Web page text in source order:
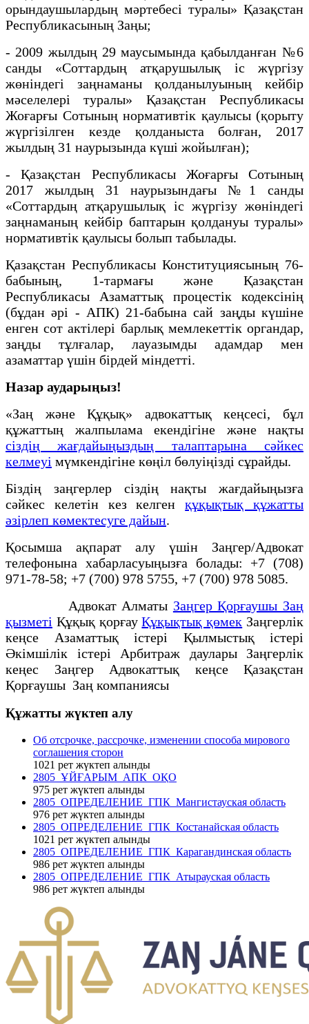
орындаушылардың мәртебесі туралы» Қазақстан
Республикасының Заңы;
- 2009 жылдың 29 маусымында қабылданған №6
санды «Соттардың атқарушылық іс жүргізу
жөніндегі заңнаманы қолданылуының кейбір
мәселелері туралы» Қазақстан Республикасы
Жоғарғы Сотының нормативтік қаулысы (қорыту
жүргізілген кезде қолданыста болған, 2017
жылдың 31 наурызында күші жойылған);
- Қазақстан Республикасы Жоғарғы Сотының
2017 жылдың 31 наурызындағы №1 санды
«Соттардың атқарушылық іс жүргізу жөніндегі
заңнаманың кейбір баптарын қолдануы туралы»
нормативтік қаулысы болып табылады.
Қазақстан Республикасы Конституциясының 76-
бабының, 1-тармағы және Қазақстан
Республикасы Азаматтық процестік кодексінің
(бұдан әрі - АПК) 21-бабына сай заңды күшіне
енген сот актілері барлық мемлекеттік органдар,
заңды тұлғалар, лауазымды адамдар мен
азаматтар үшін бірдей міндетті.
Назар аударыңыз!
«Заң және Құқық» адвокаттық кеңсесі, бұл
құжаттың жалпылама екендігіне және нақты
сіздің жағдайыңыздың талаптарына сәйкес
келмеуі мүмкендігіне көңіл бөлуіңізді сұрайды.
Біздің заңгерлер сіздің нақты жағдайыңызға
сәйкес келетін кез келгенқұқықтық құжатты
әзірлеп көмектесуге дайын.
Қосымша ақпарат алу үшін Заңгер/Адвокат
телефонына хабарласуыңызға болады: +7 (708)
971-78-58; +7 (700) 978 5755, +7 (700) 978 5085.
Адвокат Алматы Заңгер Қорғаушы Заң
қызметі Құқық қорғауҚұқықтық қөмек Заңгерлік
кеңсе Азаматтық істері Қылмыстық істері
Әкімшілік істері Арбитраж даулары Заңгерлік
кеңес Заңгер Адвокаттық кеңсе Қазақстан
Қорғаушы Заң компаниясы
Құжатты жүктеп алу
Об отсрочке, рассрочке, изменении способа мирового
соглашения сторон
1021 рет жүктеп алынды
2805_ҰЙҒАРЫМ_АПК_ОҚО
975 рет жүктеп алынды
2805_ОПРЕДЕЛЕНИЕ_ГПК_Мангистауская область
976 рет жүктеп алынды
2805_ОПРЕДЕЛЕНИЕ_ГПК_Костанайская область
1021 рет жүктеп алынды
2805_ОПРЕДЕЛЕНИЕ_ГПК_Карагандинская область
986 рет жүктеп алынды
2805_ОПРЕДЕЛЕНИЕ_ГПК_Атырауская область
986 рет жүктеп алынды